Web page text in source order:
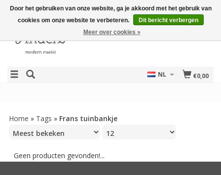
€0,00
NL
Home » Tags » Frans tuinbankje
Geen producten gevonden!...
Door het gebruiken van onze website, ga je akkoord met het gebruik van
cookies om onze website te verbeteren.
Dit bericht verbergen
Meer over cookies »